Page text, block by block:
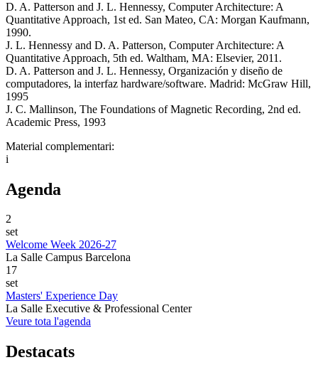
D. A. Patterson and J. L. Hennessy, Computer Architecture: A
Quantitative Approach, 1st ed. San Mateo, CA: Morgan Kaufmann,
1990.
J. L. Hennessy and D. A. Patterson, Computer Architecture: A
Quantitative Approach, 5th ed. Waltham, MA: Elsevier, 2011.
D. A. Patterson and J. L. Hennessy, Organización y diseño de
computadores, la interfaz hardware/software. Madrid: McGraw Hill,
1995
J. C. Mallinson, The Foundations of Magnetic Recording, 2nd ed.
Academic Press, 1993
Material complementari:
i
Agenda
2
set
Welcome Week 2026-27
La Salle Campus Barcelona
17
set
Masters' Experience Day
La Salle Executive & Professional Center
Veure tota l'agenda
Destacats